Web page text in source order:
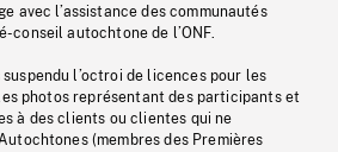
avec l’assistance des communautés
conseil autochtone de l’ONF.
l’octroi de licences pour les
photos représentant des participants et
à des clients ou clientes qui ne
(membres des Premières